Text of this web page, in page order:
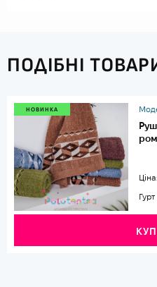
ПОДІБНІ
НОВИНКА
Ціна: